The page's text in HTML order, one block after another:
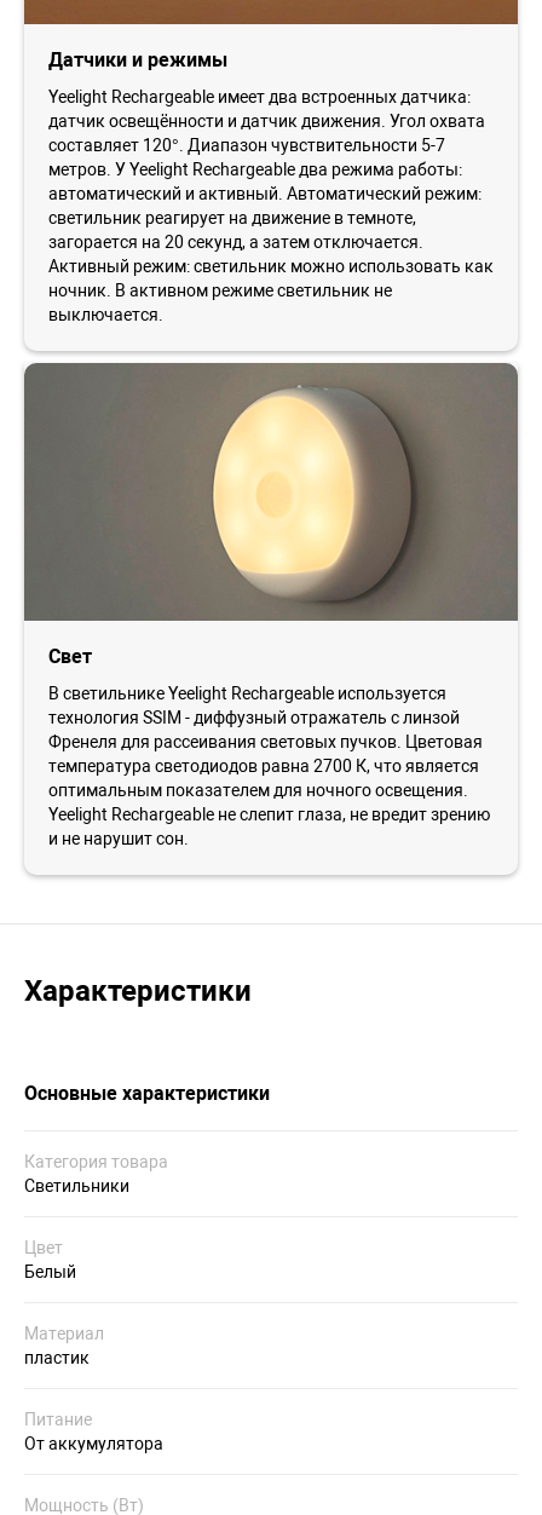
Датчики и режимы
Yeelight Rechargeable имеет два встроенных датчика:
датчик освещённости и датчик движения. Угол охвата
составляет 120°. Диапазон чувствительности 5-7
метров. У Yeelight Rechargeable два режима работы:
автоматический и активный. Автоматический режим:
светильник реагирует на движение в темноте,
загорается на 20 секунд, а затем отключается.
Активный режим: светильник можно использовать как
ночник. В активном режиме светильник не
выключается.
Свет
В светильнике Yeelight Rechargeable используется
технология SSIM - диффузный отражатель с линзой
Френеля для рассеивания световых пучков. Цветовая
температура светодиодов равна 2700 К, что является
оптимальным показателем для ночного освещения.
Yeelight Rechargeable не слепит глаза, не вредит зрению
и не нарушит сон.
Характеристики
Основные характеристики
Категория товара
Светильники
Цвет
Белый
Материал
пластик
Питание
От аккумулятора
Мощность (Вт)